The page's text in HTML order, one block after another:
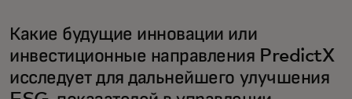
Какие будущие инновации или
инвестиционные направления PredictX
исследует для дальнейшего улучшения